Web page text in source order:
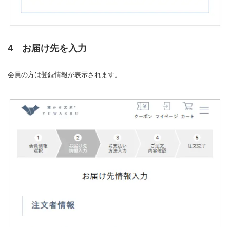
4 お届け先を入力
会員の方は登録情報が表示されます。